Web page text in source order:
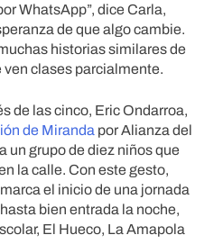
WhatsApp”, dice Carla,
de que algo cambie.
historias similares de
ven clases parcialmente.
de las cinco, Eric Ondarroa,
de Miranda por Alianza del
un grupo de diez niños que
la calle. Con este gesto,
el inicio de una jornada
bien entrada la noche,
El Hueco, La Amapola